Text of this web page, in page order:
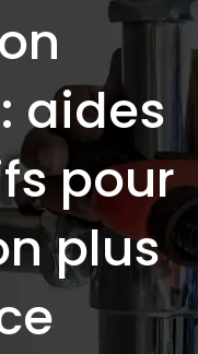
aides
pour
plus